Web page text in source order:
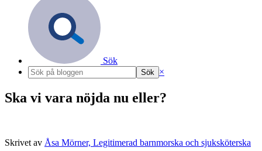
Sök
×
Ska vi vara nöjda nu eller?
Skrivet av Åsa Mörner, Legitimerad barnmorska och sjuksköterska